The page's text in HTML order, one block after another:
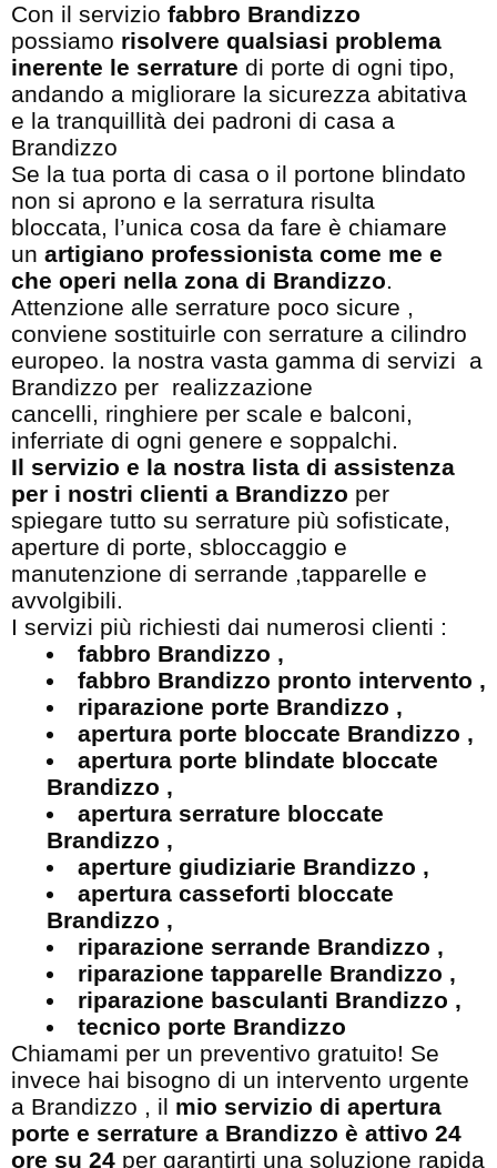
Con il servizio fabbro Brandizzo
possiamo risolvere qualsiasi problema
inerente le serrature di porte di ogni tipo,
andando a migliorare la sicurezza abitativa
e la tranquillità dei padroni di casa a
Brandizzo
Se la tua porta di casa o il portone blindato
non si aprono e la serratura risulta
bloccata, l’unica cosa da fare è chiamare
un artigiano professionista come me e
che operi nella zona di Brandizzo.
Attenzione alle serrature poco sicure ,
conviene sostituirle con serrature a cilindro
europeo. la nostra vasta gamma di servizi a
Brandizzo per realizzazione
cancelli, ringhiere per scale e balconi,
inferriate di ogni genere e soppalchi.
Il servizio e la nostra lista di assistenza
per i nostri clienti a Brandizzo per
spiegare tutto su serrature più sofisticate,
aperture di porte, sbloccaggio e
manutenzione di serrande ,tapparelle e
avvolgibili.
I servizi più richiesti dai numerosi clienti :
fabbro Brandizzo ,
fabbro Brandizzo pronto intervento ,
riparazione porte Brandizzo ,
apertura porte bloccate Brandizzo ,
apertura porte blindate bloccate
Brandizzo ,
apertura serrature bloccate
Brandizzo ,
aperture giudiziarie Brandizzo ,
apertura casseforti bloccate
Brandizzo ,
riparazione serrande Brandizzo ,
riparazione tapparelle Brandizzo ,
riparazione basculanti Brandizzo ,
tecnico porte Brandizzo
Chiamami per un preventivo gratuito! Se
invece hai bisogno di un intervento urgente
a Brandizzo , il mio servizio di apertura
porte e serrature a Brandizzo è attivo 24
ore su 24 per garantirti una soluzione rapida